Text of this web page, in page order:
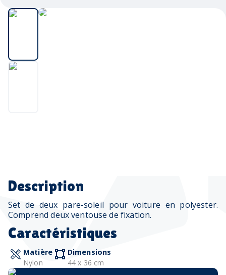
Description
Set de deux pare-soleil pour voiture en polyester.
Comprend deux ventouse de fixation.
Caractéristiques
Matière
Nylon
Dimensions
44 x 36 cm